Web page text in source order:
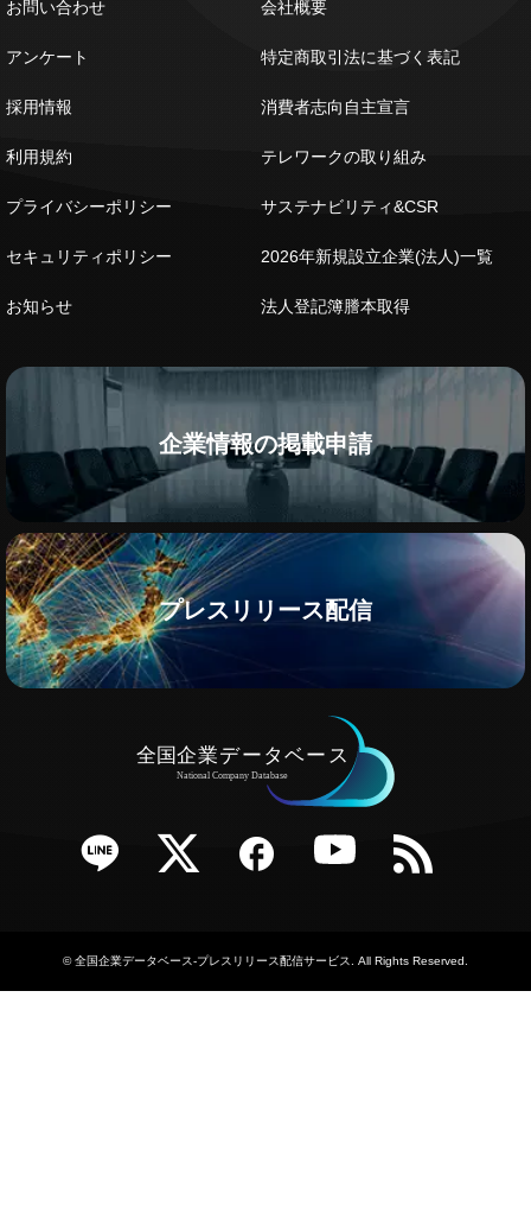
お問い合わせ
アンケート
採用情報
利用規約
プライバシーポリシー
セキュリティポリシー
お知らせ
会社概要
特定商取引法に基づく表記
消費者志向自主宣言
テレワークの取り組み
サステナビリティ&CSR
2026年新規設立企業(法人)一覧
法人登記簿謄本取得
企業情報の掲載申請
プレスリリース配信
Twitter Facebook YouTube RSS
©全国企業データベース-プレスリリース配信サービス. All Rights Reserved.